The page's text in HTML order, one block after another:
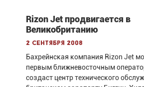
Rizon Jet продвигается в
Великобританию
2 сентября 2008
Бахрейнская компания Rizon Jet
первым ближневосточным
создаст центр технического